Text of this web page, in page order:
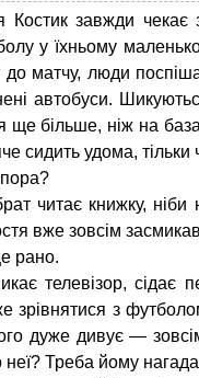
завжди чекає
у їхньому
до матчу, люди
авто­буси.
ще більше, ніж на
сидить удома,
читає книжку, ніби
вже зовсім
рано.
телевізор, сідає
зрівнятися з
дуже дивує —
неї? Треба йому